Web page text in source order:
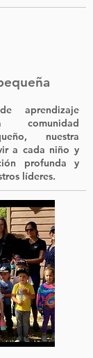
aprendizaje
nuestra
a cada niño y
profunda y
líderes.